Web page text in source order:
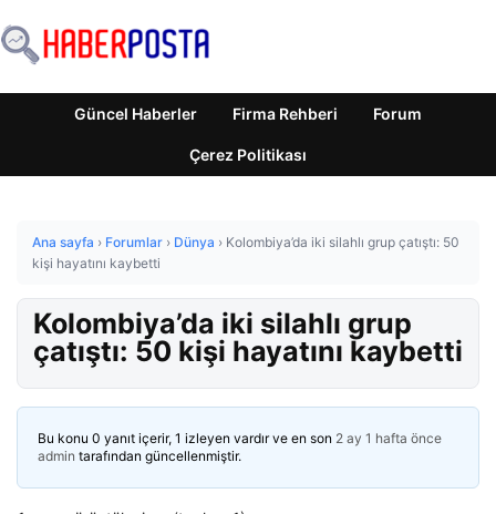
Güncel Haberler Firma Rehberi Forum
Çerez Politikası
Ana sayfa › Forumlar › Dünya › Kolombiya’da iki silahlı grup çatıştı: 50
kişi hayatını kaybetti
Kolombiya’da iki silahlı grup
çatıştı: 50 kişi hayatını kaybetti
Bu konu 0 yanıt içerir, 1 izleyen vardır ve en son 2 ay 1 hafta önce
admin tarafından güncellenmiştir.